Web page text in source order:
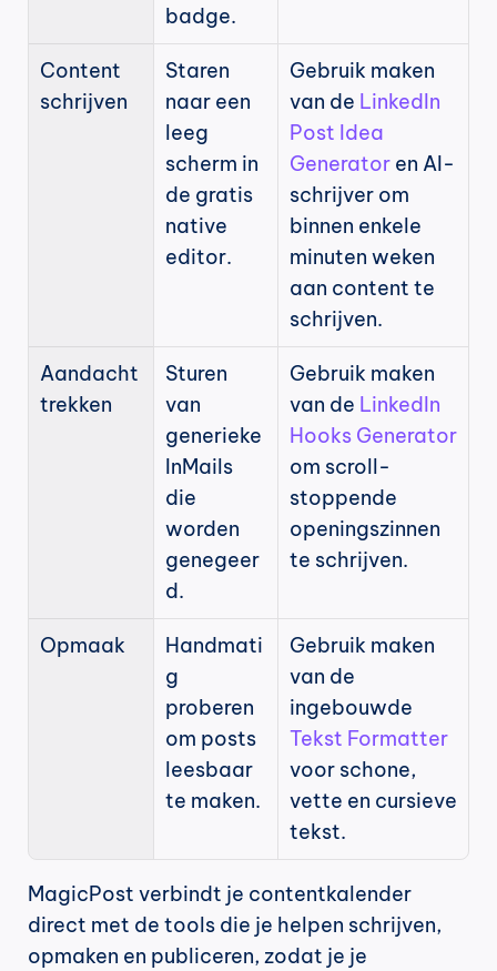
badge.
Content
schrijven
Staren
naar een
leeg
scherm in
de gratis
native
editor.
Gebruik maken
van de LinkedIn
Post Idea
Generator en AI-
schrijver om
binnen enkele
minuten weken
aan content te
schrijven.
Aandacht
trekken
Sturen
van
generieke
InMails
die
worden
genegeer
d.
Gebruik maken
van de LinkedIn
Hooks Generator
om scroll-
stoppende
openingszinnen
te schrijven.
Opmaak
Handmati
g
proberen
om posts
leesbaar
te maken.
Gebruik maken
van de
Tekst Formatter
voor schone,
vette en cursieve
tekst.
MagicPost verbindt je contentkalender
direct met de tools die je helpen schrijven,
opmaken en publiceren, zodat je je